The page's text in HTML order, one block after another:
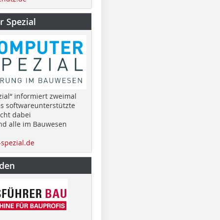
Spezial
informiert zweimal
softwareunterstützte
dabei
alle im Bauwesen